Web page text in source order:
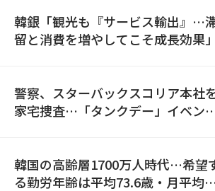
韓銀「観光も『サービス輸出』…
留と消費を増やしてこそ成長効果」
警察、スターバックスコリア本社
家宅捜査…「タンクデー」イベン
韓国の高齢層1700万人時代…希望
る勤労年齢は平均73.6歳・月平均賃